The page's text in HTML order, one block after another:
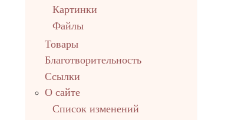
Картинки
Файлы
Товары
Благотворительность
Ссылки
О сайте
Список изменений